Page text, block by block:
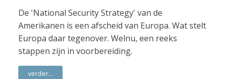
De 'National Security Strategy' van de
Amerikanen is een afscheid van Europa. Wat stelt
Europa daar tegenover. Welnu, een reeks
stappen zijn in voorbereiding.
verder...